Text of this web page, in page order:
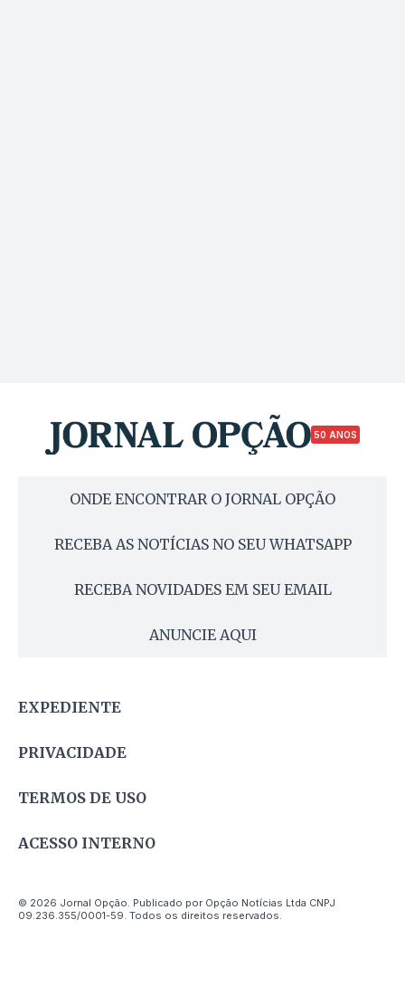
50 ANOS
ONDE ENCONTRAR O JORNAL OPÇÃO
RECEBA AS NOTÍCIAS NO SEU WHATSAPP
RECEBA NOVIDADES EM SEU EMAIL
ANUNCIE AQUI
EXPEDIENTE
PRIVACIDADE
TERMOS DE USO
ACESSO INTERNO
© 2026 Jornal Opção. Publicado por Opção Notícias Ltda CNPJ
09.236.355/0001-59. Todos os direitos reservados.